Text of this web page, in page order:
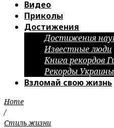
Видео
Приколы
Достижения
Достижения
Известные люди
Книга рекордов
Рекорды Украины
Взломай свою жизнь
Home
/
Стиль жизни